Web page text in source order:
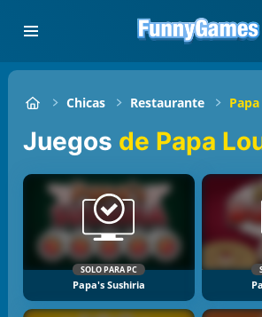
Chicas Restaurante
Juegos de Papa
SOLO PARA PC
Papa's Sushiria